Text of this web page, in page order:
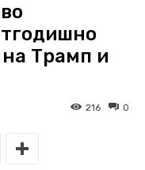
Трамп и
0
216